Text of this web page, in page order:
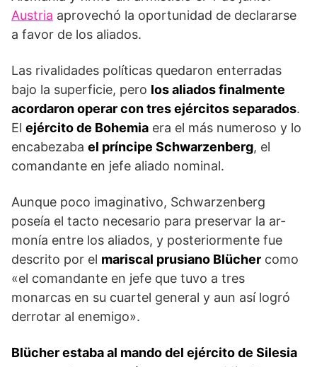
Austria aprovechó la oportunidad de declararse
a favor de los aliados.
Las rivalidades políticas quedaron enterradas
bajo la superficie, pero los aliados finalmente
acordaron operar con tres ejércitos separados.
El ejército de Bohemia era el más numeroso y lo
encabezaba el príncipe Schwarzenberg, el
comandante en jefe alia­do nominal.
Aunque poco imaginativo, Schwarzenberg
poseía el tacto necesario para preservar la ar­
monía entre los aliados, y posteriormente fue
descrito por el mariscal prusiano Blücher como
«el coman­dante en jefe que tuvo a tres
monarcas en su cuartel general y aun así logró
derrotar al enemigo».
Blücher estaba al mando del ejército de Silesia